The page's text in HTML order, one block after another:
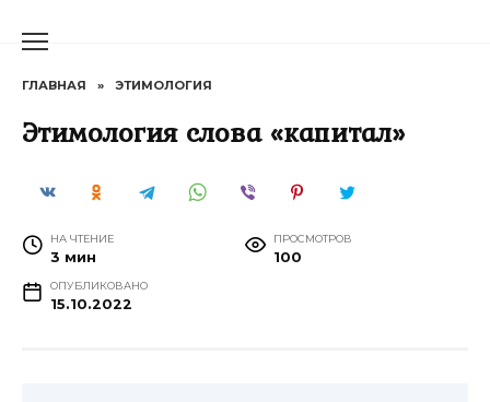
ГЛАВНАЯ » ЭТИМОЛОГИЯ
Этимология слова «капитал»
НА ЧТЕНИЕ
3 мин
ПРОСМОТРОВ
100
ОПУБЛИКОВАНО
15.10.2022